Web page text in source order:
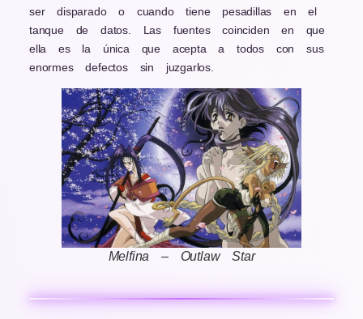
ser disparado o cuando tiene pesadillas en el
tanque de datos. Las fuentes coinciden en que
ella es la única que acepta a todos con sus
enormes defectos sin juzgarlos.
Melfina – Outlaw Star